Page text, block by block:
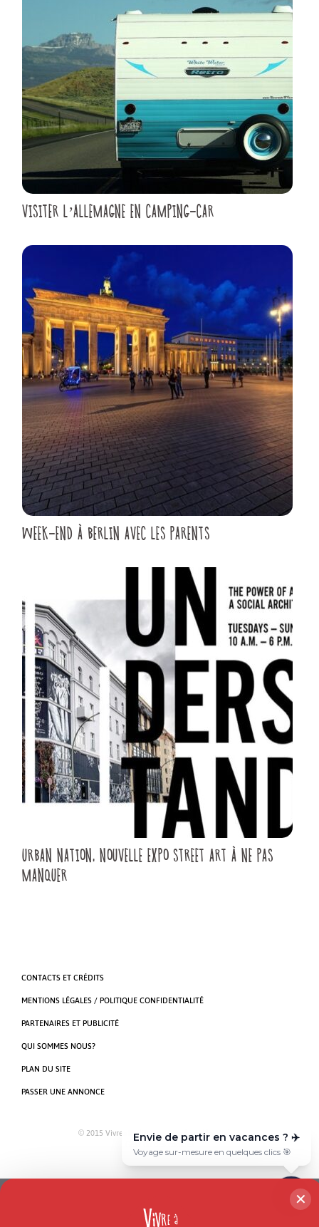
VISITER L’ALLEMAGNE EN CAMPING-CAR
WEEK-END À BERLIN AVEC LES PARENTS
URBAN NATION, NOUVELLE EXPO STREET ART À NE PAS
MANQUER
CONTACTS ET CRÉDITS
MENTIONS LÉGALES / POLITIQUE CONFIDENTIALITÉ
PARTENAIRES ET PUBLICITÉ
QUI SOMMES NOUS?
PLAN DU SITE
PASSER UNE ANNONCE
© 2015 VivreaBerlin.com. Developed by
Gestion des cookies
✕
Envie de partir en vacances ? ✈️
Voyage sur-mesure en quelques clics 🎯